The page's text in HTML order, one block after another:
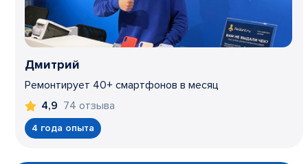
Дмитрий
Ремонтирует 40+ смартфонов в месяц
4,9 74 отзыва
4 года опыта